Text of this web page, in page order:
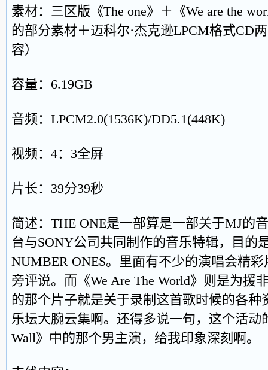
素材：三区版《The one》＋《We are the
的部分素材＋迈科尔·杰克逊LPCM格式CD
容）
容量：6.19GB
音频：LPCM2.0(1536K)/DD5.1(448K)
视频：4：3全屏
片长：39分39秒
简述：THE ONE是一部算是一部关于MJ的
台与SONY公司共同制作的音乐特辑，目的
NUMBER ONES。里面有不少的演唱会精
旁评说。而《We Are The World》则是为援
的那个片子就是关于录制这首歌时候的各种
乐坛大腕云集啊。还得多说一句，这个活动
Wall》中的那个男主演，给我印象深刻啊。